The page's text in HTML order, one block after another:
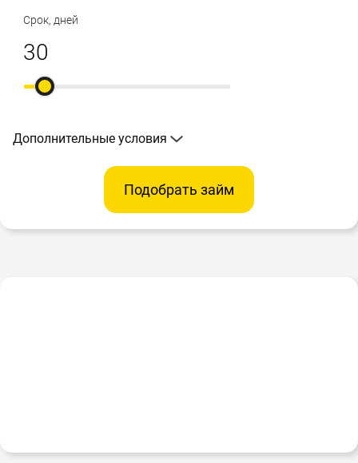
Срок, дней
Дополнительные условия
Подобрать займ